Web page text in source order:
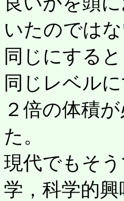
いたのでは
同じにする
同じレベル
２倍の体積
た。
現代でもそ
学，科学的